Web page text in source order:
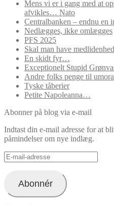
Mens vi er i gang med at
afvikles… Nato
Centralbanken – endnu en
Nedlægges, ikke omlægges
PFS 2025
Skal man have
En skidt fyr…
Exceptionelt Stupid
Andre folks penge til
Tyske tåberier
Petite Napoleanna…
Abonner på blog via e-mail
Indtast din e-mail adresse for at
påmindelser om nye indlæg.
E-
mail-
Abonnér